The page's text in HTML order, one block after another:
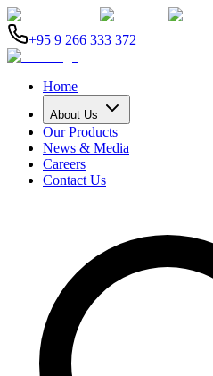
+95 9 266 333 372
Home
About Us
Our Products
News & Media
Careers
Contact Us